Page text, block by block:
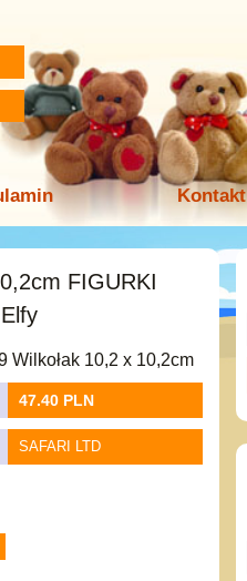
Kontakt
FIGURKI
Wilkołak 10,2 x 10,2cm
47.40 PLN
SAFARI LTD